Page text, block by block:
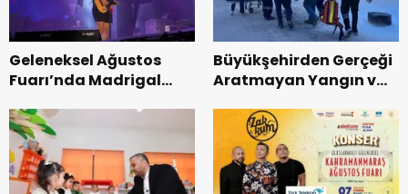
Geleneksel Ağustos
Fuarı’nda Madrigal
Büyükşehirden Gerçeği
Aratmayan Yangın ve